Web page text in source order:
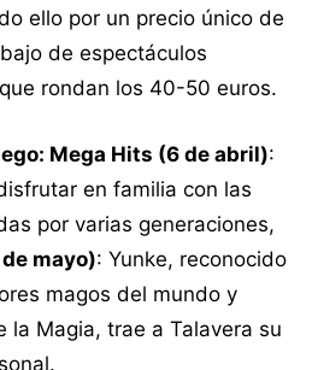
ello por un precio único de
de espectáculos
rondan los 40-50 euros.
Mega Hits (6 de abril):
en familia con las
por varias generaciones,
mayo): Yunke, reconocido
magos del mundo y
la Magia, trae a Talavera su